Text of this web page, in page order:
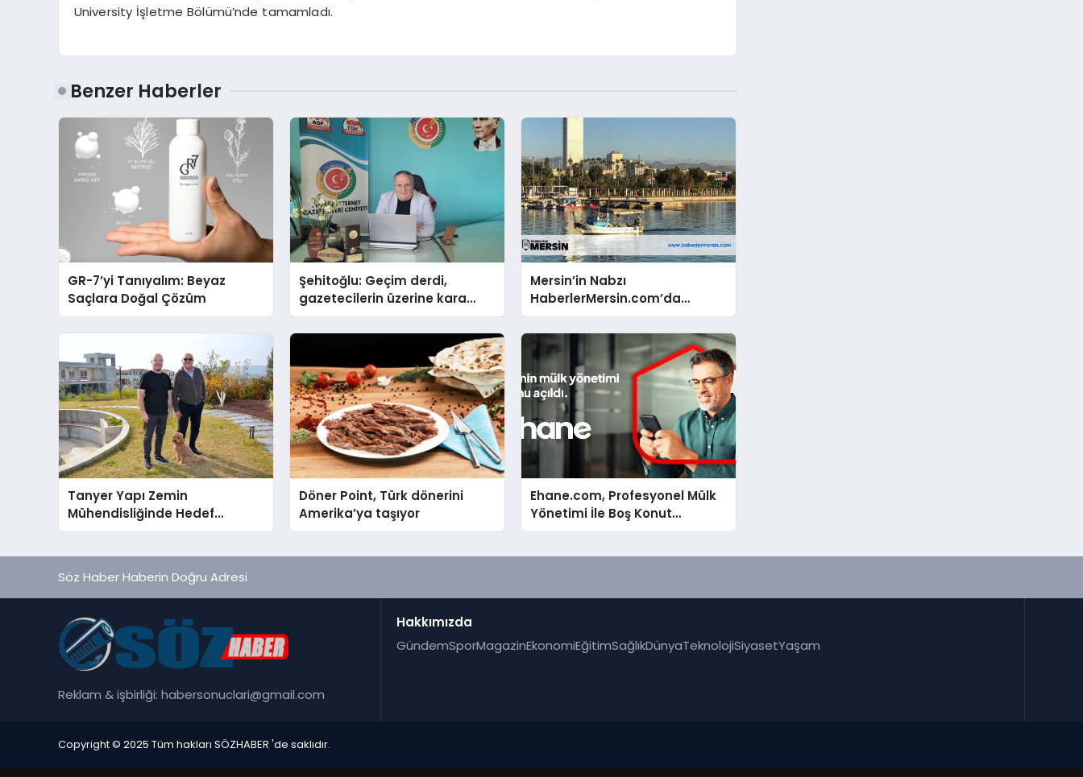
University İşletme Bölümü’nde tamamladı.
Benzer Haberler
GR-7’yi Tanıyalım: Beyaz
Saçlara Doğal Çözüm
Şehitoğlu: Geçim derdi,
gazetecilerin üzerine kara
basan gibi çökmüştür!
Mersin’in Nabzı
HaberlerMersin.com’da
Atıyor!
Tanyer Yapı Zemin
Mühendisliğinde Hedef
Büyüttü
Döner Point, Türk dönerini
Amerika’ya taşıyor
Ehane.com, Profesyonel Mülk
Yönetimi İle Boş Konut
Stokunu Eritecek
Söz Haber Haberin Doğru Adresi
Reklam & işbirliği: habersonuclari@gmail.com
Hakkımızda
GündemSporMagazinEkonomiEğitimSağlıkDünyaTeknolojiSiyasetYaşam
Copyright © 2025 Tüm hakları SÖZHABER 'de saklıdır.